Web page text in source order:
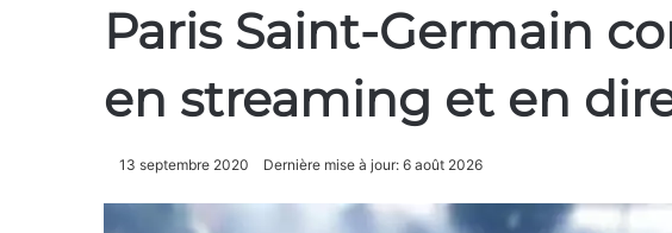
Paris Saint-Germain
en streaming et en
13 septembre 2020 Dernière mise à jour: 6 août 2026